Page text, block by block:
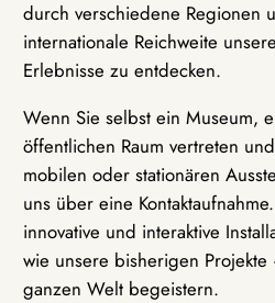
durch verschiedene Regionen
internationale Reichweite
Erlebnisse zu entdecken.
Wenn Sie selbst ein Museum,
öffentlichen Raum vertreten
mobilen oder stationären
uns über eine
innovative und interaktive
wie unsere bisherigen
ganzen Welt begeistern.